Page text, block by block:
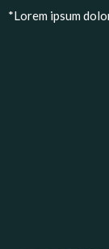
*Lorem ipsum